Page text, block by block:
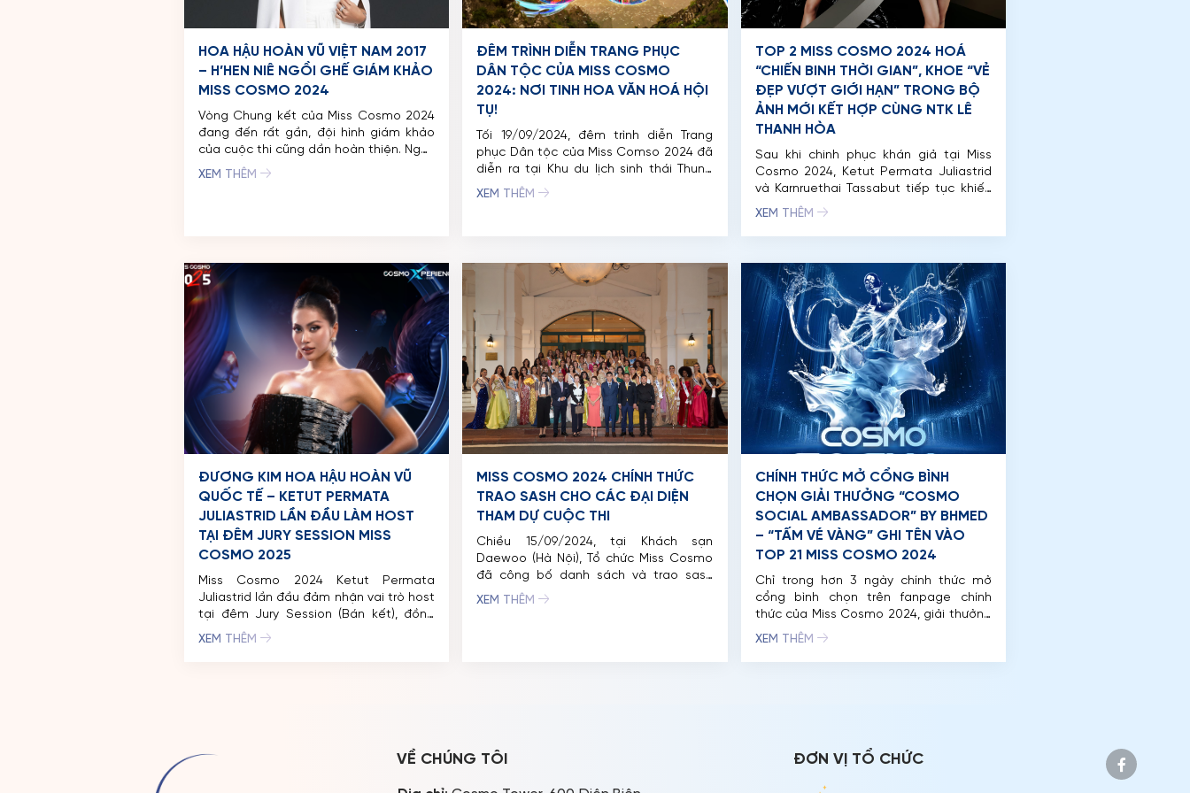
HOA HẬU HOÀN VŨ VIỆT NAM 2017
– H’HEN NIÊ NGỒI GHẾ GIÁM KHẢO
MISS COSMO 2024
Vòng Chung kết của Miss Cosmo 2024
đang đến rất gần, đội hình giám khảo
của cuộc thi cũng dần hoàn thiện. Ngày
1/10/2024, tổ chức Miss Cosmo đã
XEM THÊM
ĐÊM TRÌNH DIỄN TRANG PHỤC
DÂN TỘC CỦA MISS COSMO
2024: NƠI TINH HOA VĂN HOÁ HỘI
TỤ!
Tối 19/09/2024, đêm trình diễn Trang
phục Dân tộc của Miss Comso 2024 đã
diễn ra tại Khu du lịch sinh thái Thung
Nham (Ninh Bình) với những phần tranh
trang phục dân tộc được trình diễn […]
XEM THÊM
TOP 2 MISS COSMO 2024 HOÁ
“CHIẾN BINH THỜI GIAN”, KHOE “VẺ
ĐẸP VƯỢT GIỚI HẠN” TRONG BỘ
ẢNH MỚI KẾT HỢP CÙNG NTK LÊ
THANH HÒA
Sau khi chinh phục khán giả tại Miss
Cosmo 2024, Ketut Permata Juliastrid
và Karnruethai Tassabut tiếp tục khiến
công chúng trầm trồ với bộ ảnh thời
nổi tiếng Lê Thanh Hòa. Diện những
BEYOND DEADLINES, Top 2 Miss […]
XEM THÊM
ĐƯƠNG KIM HOA HẬU HOÀN VŨ
QUỐC TẾ – KETUT PERMATA
JULIASTRID LẦN ĐẦU LÀM HOST
TẠI ĐÊM JURY SESSION MISS
COSMO 2025
Miss Cosmo 2024 Ketut Permata
Juliastrid lần đầu đảm nhận vai trò host
tại đêm Jury Session (Bán kết), đồng
hành cùng thí sinh trong các phần thi:
XEM THÊM
MISS COSMO 2024 CHÍNH THỨC
TRAO SASH CHO CÁC ĐẠI DIỆN
THAM DỰ CUỘC THI
Chiều 15/09/2024, tại Khách sạn
Daewoo (Hà Nội), Tổ chức Miss Cosmo
đã công bố danh sách và trao sash
cho các đại diện tham dự cuộc thi
XEM THÊM
CHÍNH THỨC MỞ CỔNG BÌNH
CHỌN GIẢI THƯỞNG “COSMO
SOCIAL AMBASSADOR” BY BHMED
– “TẤM VÉ VÀNG” GHI TÊN VÀO
TOP 21 MISS COSMO 2024
Chỉ trong hơn 3 ngày chính thức mở
cổng bình chọn trên fanpage chính
thức của Miss Cosmo 2024, giải thưởng
“Cosmo Social Ambassador” by BHMed
tương tác đến từ người hâm mộ sắc
XEM THÊM
VỀ CHÚNG TÔI ĐƠN VỊ TỔ CHỨC